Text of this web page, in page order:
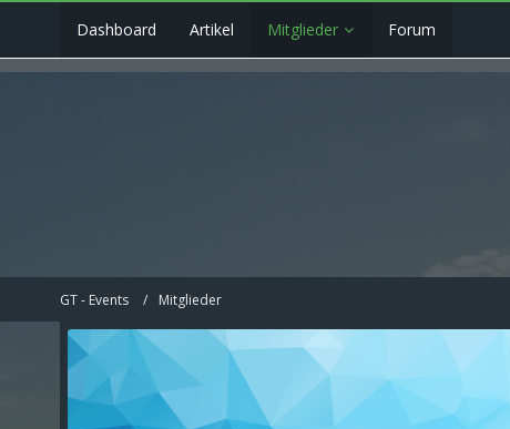
Dashboard Artikel Mitglieder Forum
GT - Events Mitglieder